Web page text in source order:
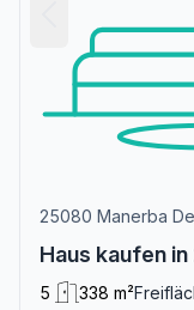
25080 Manerba
Haus kaufen
5 338 m²